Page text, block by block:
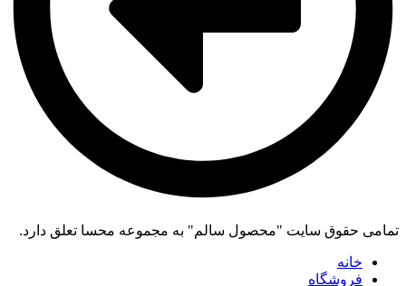
تمامی حقوق سایت "محصول سالم" به مجموعه محسا تعلق دارد.
خانه
فروشگاه